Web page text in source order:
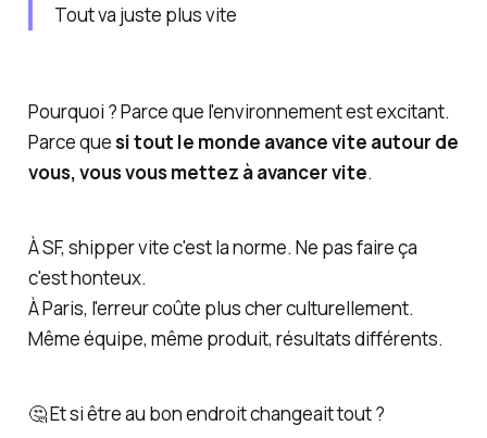
Tout va juste plus vite
Pourquoi ? Parce que l'environnement est excitant.
Parce quesi tout le monde avance vite autour de
vous, vous vous mettez à avancer vite.
À SF, shipper vite c'est la norme. Ne pas faire ça
c'esthonteux.
À Paris, l'erreur coûte plus cher culturellement.
Même équipe, même produit, résultats différents.
🤔 Et si être au bon endroitchangeait tout ?